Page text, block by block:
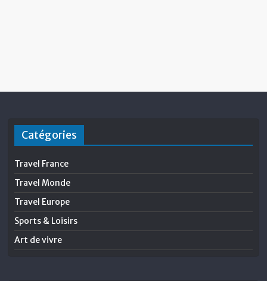
Catégories
Travel France
Travel Monde
Travel Europe
Sports & Loisirs
Art de vivre